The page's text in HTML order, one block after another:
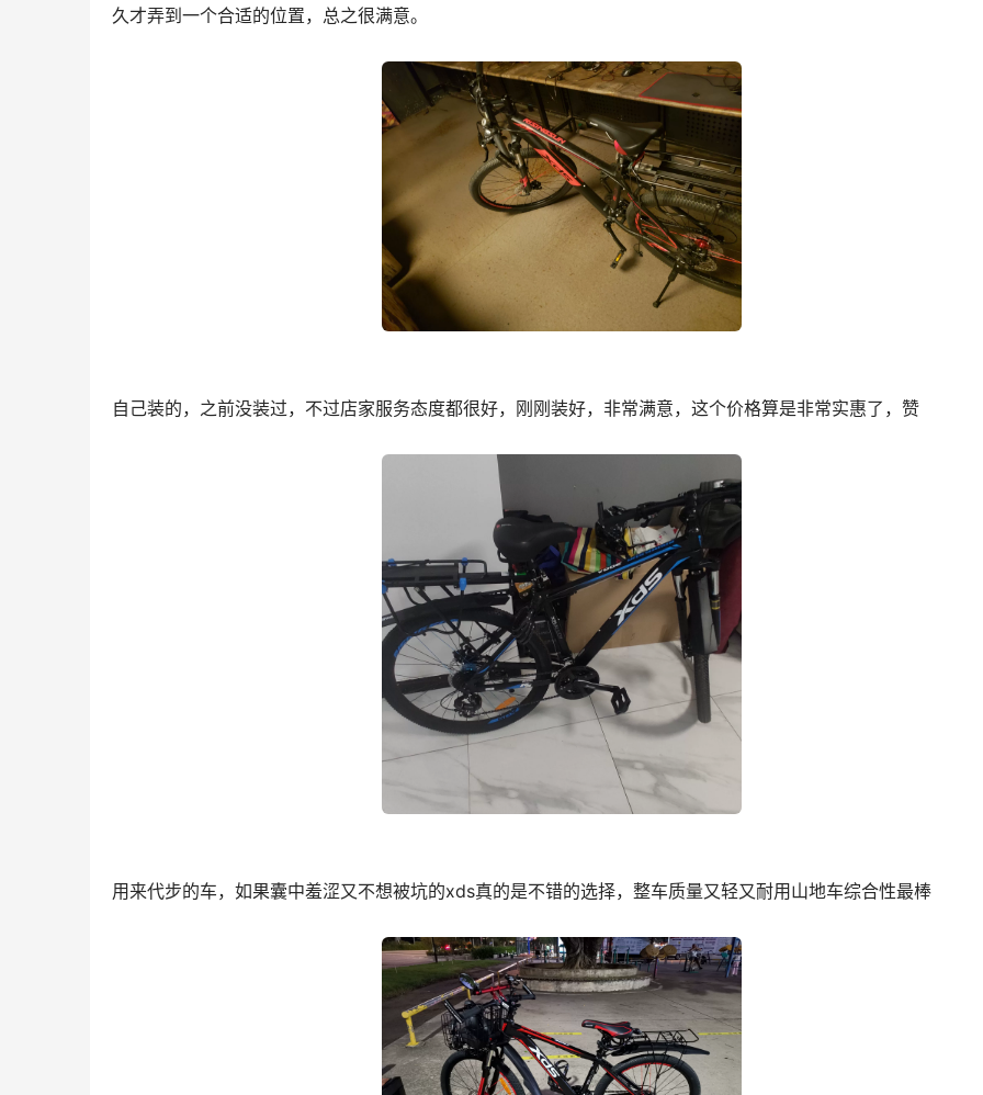
久才弄到一个合适的位置，总之很满意。
自己装的，之前没装过，不过店家服务态度都很好，刚刚装好，非常满意，这个价格算是非常实惠了，赞
用来代步的车，如果囊中羞涩又不想被坑的xds真的是不错的选择，整车质量又轻又耐用山地车综合性最棒